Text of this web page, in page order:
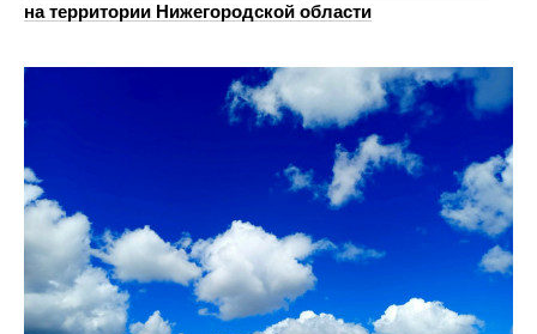
на территории Нижегородской области